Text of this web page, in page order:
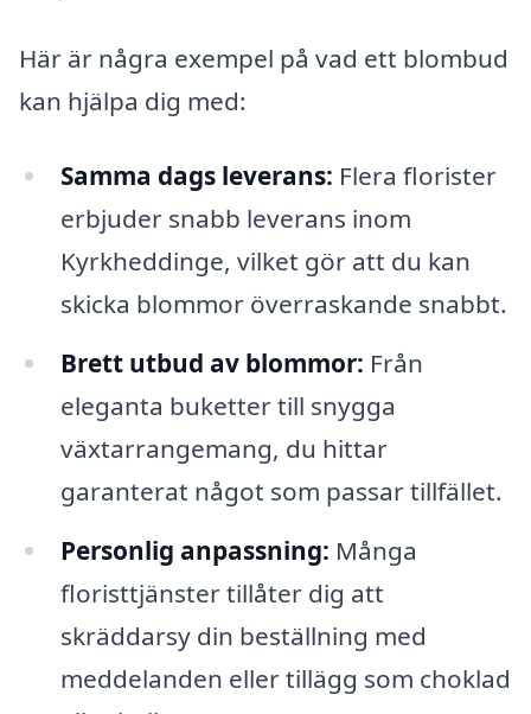
Här är några exempel på vad ett blombud
kan hjälpa dig med:
Samma dags leverans: Flera florister
erbjuder snabb leverans inom
Kyrkheddinge, vilket gör att du kan
skicka blommor överraskande snabbt.
Brett utbud av blommor: Från
eleganta buketter till snygga
växtarrangemang, du hittar
garanterat något som passar tillfället.
Personlig anpassning: Många
floristtjänster tillåter dig att
skräddarsy din beställning med
meddelanden eller tillägg som choklad